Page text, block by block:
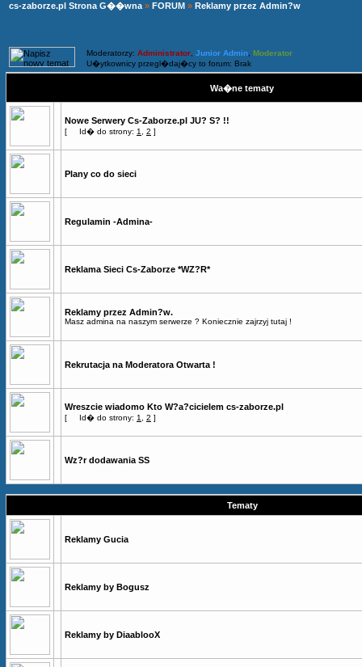
cs-zaborze.pl Strona G��wna » FORUM » Reklamy przez Admin?w
Moderatorzy: Administrator Junior Admin Moderator
U�ytkownicy przegl�daj�cy to forum: Brak
Wa�ne tematy
Nowe Serwery Cs-Zaborze.pl JU? S? !!
[ Id� do strony: 1 2 ]
Plany co do sieci
Regulamin -Admina-
Reklama Sieci Cs-Zaborze *WZ?R*
Reklamy przez Admin?w.
Masz admina na naszym serwerze ? Koniecznie zajrzyj tutaj !
Rekrutacja na Moderatora Otwarta !
Wreszcie wiadomo Kto W?a?cicielem cs-zaborze.pl
[ Id� do strony: 1 2 ]
Wz?r dodawania SS
Tematy
Reklamy Gucia
Reklamy by Bogusz
Reklamy by DiaablooX